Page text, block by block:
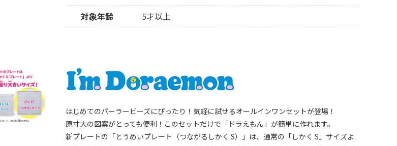
対象年齢 5才以上
はじめてのパーラービーズにぴったり！気軽に試せるオールインワンセットが登場！
原寸大の図案がとっても便利！このセットだけで「ドラえもん」が簡単に作れます。
新プレートの「とうめいプレート（つながるしかく S）」は、通常の「しかく S」サイズよ